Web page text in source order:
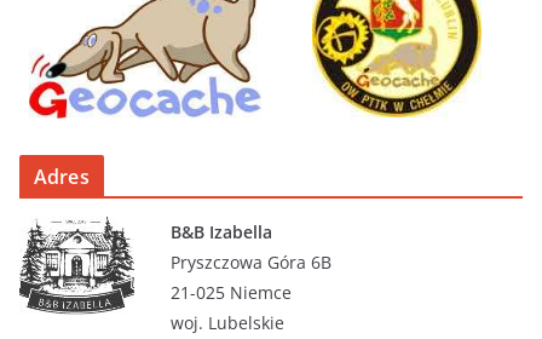
Adres
B&B Izabella
Pryszczowa Góra 6B
21-025 Niemce
woj. Lubelskie